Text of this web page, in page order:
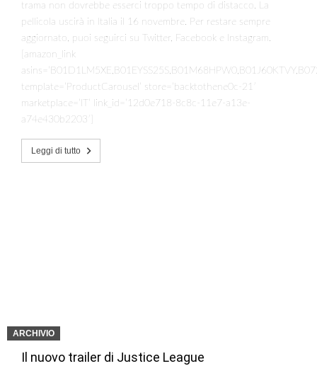
trama non dovrebbe esserci troppo tempo di distacco. La
pellicola uscirà in Italia il 16 novembre. Per restare sempre
aggiornato, puoi seguirci su Twitter, Facebook e Instagram.
[amazon_link
template=’ProductCarousel’ store=’backtothene0c-21′
marketplace=’IT’ link_id=’12d0e718-8c8c-11e7-a13e-
a74e430b2203′]
Leggi di tutto
ARCHIVIO
Il nuovo trailer di Justice League